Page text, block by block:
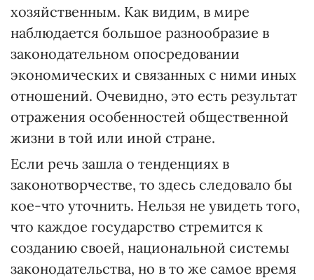
хозяйственным. Как видим, в мире
наблюдается большое разнообразие в
законодательном опосредовании
экономических и связанных с ними иных
отношений. Очевидно, это есть результат
отражения особенностей общественной
жизни в той или иной стране.
Если речь зашла о тенденциях в
законотворчестве, то здесь следовало бы
кое-что уточнить. Нельзя не увидеть того,
что каждое государство стремится к
созданию своей, национальной системы
законодательства, но в то же самое время